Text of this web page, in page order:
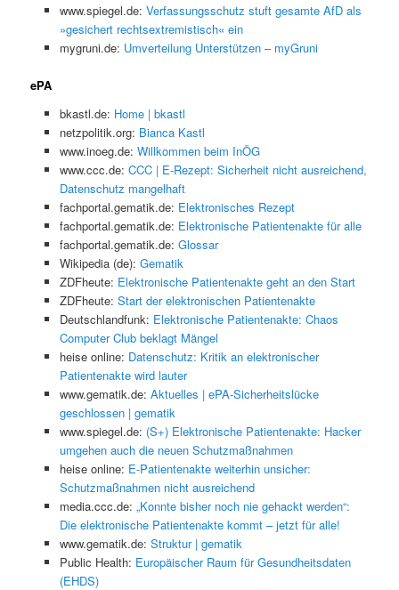
www.spiegel.de: Verfassungsschutz stuft gesamte AfD als
»gesichert rechtsextremistisch« ein
mygruni.de: Umverteilung Unterstützen – myGruni
ePA
bkastl.de: Home | bkastl
netzpolitik.org: Bianca Kastl
www.inoeg.de: Willkommen beim InÖG
www.ccc.de: CCC | E-Rezept: Sicherheit nicht ausreichend,
Datenschutz mangelhaft
fachportal.gematik.de: Elektronisches Rezept
fachportal.gematik.de: Elektronische Patientenakte für alle
fachportal.gematik.de: Glossar
Wikipedia (de): Gematik
ZDFheute: Elektronische Patientenakte geht an den Start
ZDFheute: Start der elektronischen Patientenakte
Deutschlandfunk: Elektronische Patientenakte: Chaos
Computer Club beklagt Mängel
heise online: Datenschutz: Kritik an elektronischer
Patientenakte wird lauter
www.gematik.de: Aktuelles | ePA-Sicherheitslücke
geschlossen | gematik
www.spiegel.de: (S+) Elektronische Patientenakte: Hacker
umgehen auch die neuen Schutzmaßnahmen
heise online: E-Patientenakte weiterhin unsicher:
Schutzmaßnahmen nicht ausreichend
media.ccc.de: „Konnte bisher noch nie gehackt werden“:
Die elektronische Patientenakte kommt – jetzt für alle!
www.gematik.de: Struktur | gematik
Public Health: Europäischer Raum für Gesundheitsdaten
(EHDS)